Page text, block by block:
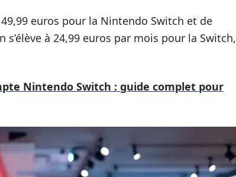
euros pour la Nintendo Switch et de
à 24,99 euros par mois pour la Switch,
Nintendo Switch : guide complet pour